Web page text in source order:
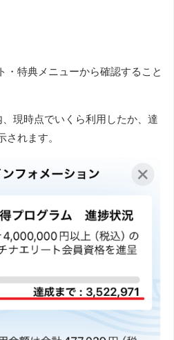
・特典メニューから確認すること
現時点でいくら利用したか、達
されます。